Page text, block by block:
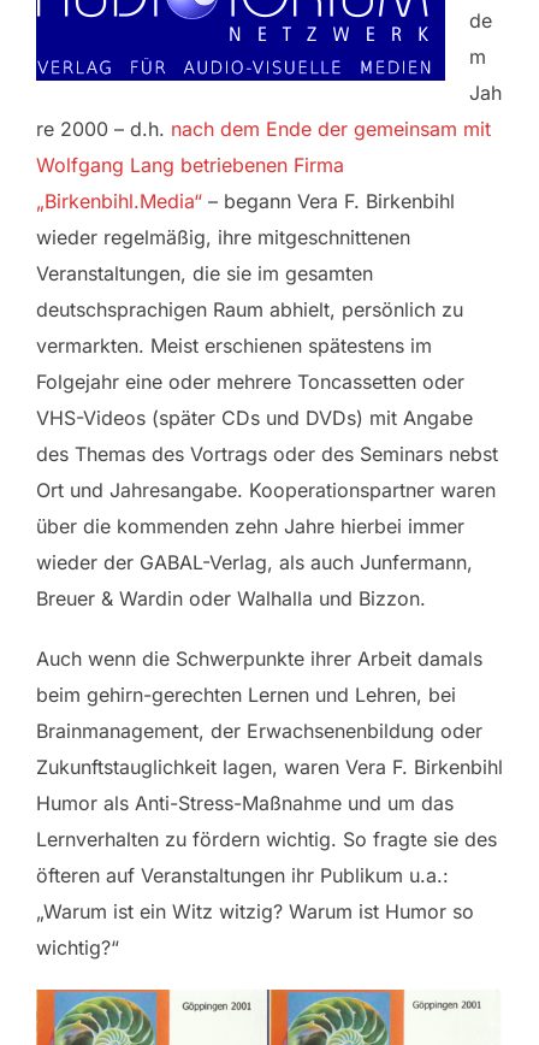
de
m
Jah
re 2000 – d.h. nach dem Ende der gemeinsam mit
Wolfgang Lang betriebenen Firma
„Birkenbihl.Media“ – begann Vera F. Birkenbihl
wieder regelmäßig, ihre mitgeschnittenen
Veranstaltungen, die sie im gesamten
deutschsprachigen Raum abhielt, persönlich zu
vermarkten. Meist erschienen spätestens im
Folgejahr eine oder mehrere Toncassetten oder
VHS-Videos (später CDs und DVDs) mit Angabe
des Themas des Vortrags oder des Seminars nebst
Ort und Jahresangabe. Kooperationspartner waren
über die kommenden zehn Jahre hierbei immer
wieder der GABAL-Verlag, als auch Junfermann,
Breuer & Wardin oder Walhalla und Bizzon.
Auch wenn die Schwerpunkte ihrer Arbeit damals
beim gehirn-gerechten Lernen und Lehren, bei
Brainmanagement, der Erwachsenenbildung oder
Zukunftstauglichkeit lagen, waren Vera F. Birkenbihl
Humor als Anti-Stress-Maßnahme und um das
Lernverhalten zu fördern wichtig. So fragte sie des
öfteren auf Veranstaltungen ihr Publikum u.a.:
„Warum ist ein Witz witzig? Warum ist Humor so
wichtig?“